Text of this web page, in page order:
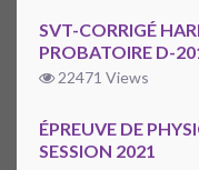
SVT-CORRIGÉ
PROBATOIRE D-
22471 Views
ÉPREUVE DE
SESSION 2021